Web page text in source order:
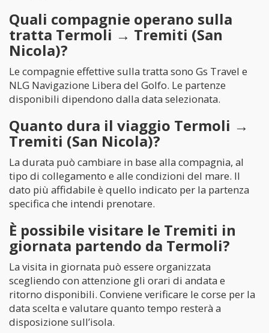
Quali compagnie operano sulla
tratta Termoli → Tremiti (San
Nicola)?
Le compagnie effettive sulla tratta sono Gs Travel e
NLG Navigazione Libera del Golfo. Le partenze
disponibili dipendono dalla data selezionata.
Quanto dura il viaggio Termoli →
Tremiti (San Nicola)?
La durata può cambiare in base alla compagnia, al
tipo di collegamento e alle condizioni del mare. Il
dato più affidabile è quello indicato per la partenza
specifica che intendi prenotare.
È possibile visitare le Tremiti in
giornata partendo da Termoli?
La visita in giornata può essere organizzata
scegliendo con attenzione gli orari di andata e
ritorno disponibili. Conviene verificare le corse per la
data scelta e valutare quanto tempo resterà a
disposizione sull’isola.